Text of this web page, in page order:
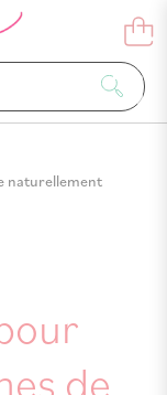
naturellement
de